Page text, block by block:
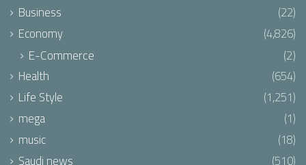
Business
(22)
Economy
(4,826)
E-Commerce (2)
Health
(654)
Life Style
(1,251)
mega
(1)
music
(18)
Saudi news
(510)